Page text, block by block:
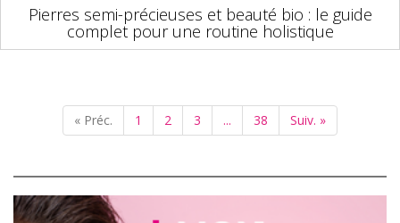
Pierres semi-précieuses et beauté bio : le guide
complet pour une routine holistique
« Préc. 1 2 3 ... 38 Suiv. »